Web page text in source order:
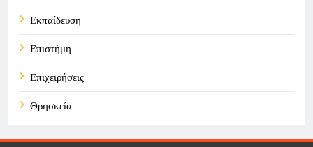
Εκπαίδευση
Επιστήμη
Επιχειρήσεις
Θρησκεία